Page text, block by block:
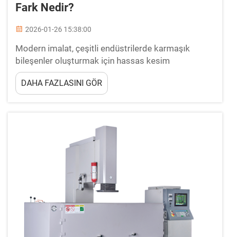
Fark Nedir?
2026-01-26 15:38:00
Modern imalat, çeşitli endüstrilerde karmaşık
bileşenler oluşturmak için hassas kesim
teknolojilerine büyük ölçüde dayanır. Malzeme
işlemede devrim yaratan iki öncü yöntem, tel EDM
işlemenin ve lazer kesimin oluşudur. Her iki
DAHA FAZLASINI GÖR